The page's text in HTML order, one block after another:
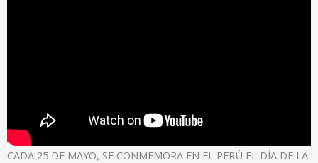
CADA 25 DE MAYO, SE CONMEMORA EN EL PERÚ EL DÍA DE LA